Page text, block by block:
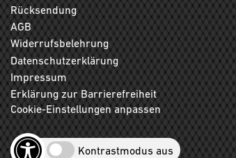
Rücksendung
AGB
Widerrufsbelehrung
Datenschutzerklärung
Impressum
Erklärung zur Barrierefreiheit
Cookie-Einstellungen anpassen
Kontrastmodus aus